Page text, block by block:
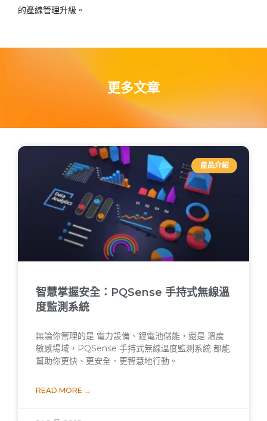
的產線管理升級。
更多文章
產品介紹
智慧掌握安全：PQSense 手持式無線溫
度監測系統
無論你管理的是 電力設備、鋰電池儲能，還是 溫度
敏感場域，PQSense 手持式無線溫度監測系統 都能
幫助你更快、更安全、更智慧地行動。
READ MORE →